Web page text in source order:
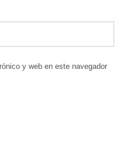
y web en este navegador